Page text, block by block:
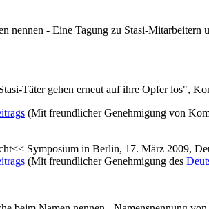
nennen - Eine Tagung zu Stasi-
Täter gehen erneut auf ihre Opfer los",
(Mit freundlicher Genehmigung von
Symposium in Berlin, 17. März 2009,
(Mit freundlicher Genehmigung des